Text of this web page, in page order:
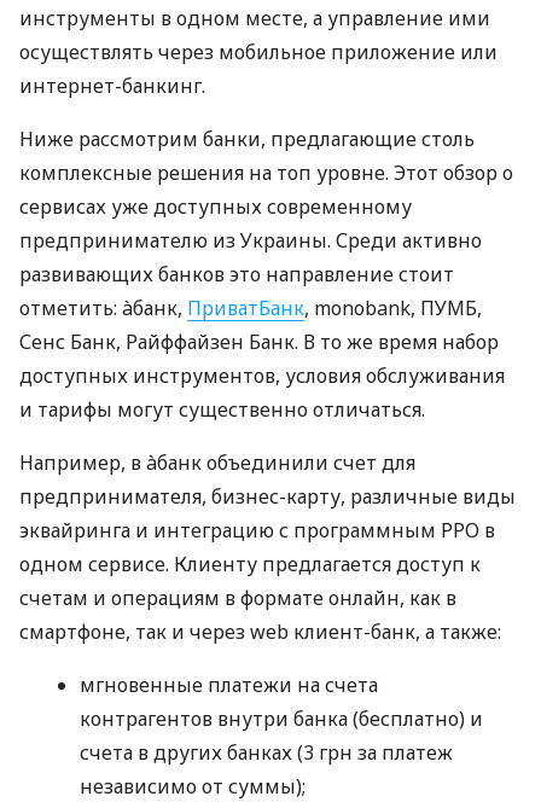
инструменты в одном месте, а управление ими
осуществлять через мобильное приложение или
интернет-банкинг.
Ниже рассмотрим банки, предлагающие столь
комплексные решения на топ уровне. Этот обзор о
сервисах уже доступных современному
предпринимателю из Украины. Среди активно
развивающих банков это направление стоит
отметить: àбанк, ПриватБанк, monobank, ПУМБ,
Сенс Банк, Райффайзен Банк. В то же время набор
доступных инструментов, условия обслуживания
и тарифы могут существенно отличаться.
Например, в àбанк объединили счет для
предпринимателя, бизнес-карту, различные виды
эквайринга и интеграцию с программным РРО в
одном сервисе. Клиенту предлагается доступ к
счетам и операциям в формате онлайн, как в
смартфоне, так и через web клиент-банк, а также:
мгновенные платежи на счета
контрагентов внутри банка (бесплатно) и
счета в других банках (3 грн за платеж
независимо от суммы);